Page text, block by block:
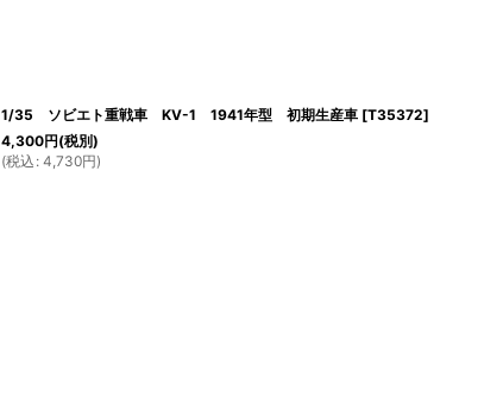
1/35 ソビエト重戦車 KV-1 1941年型 初期生産車 [T35372]
4,300円(税別)
(税込 : 4,730円)